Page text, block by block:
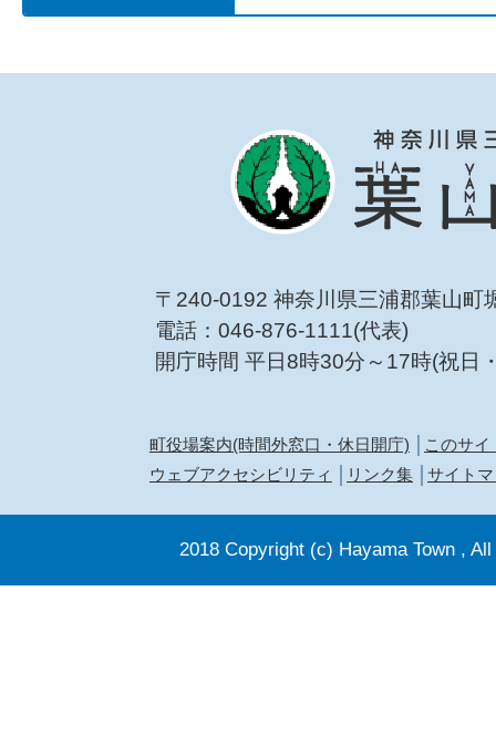
〒240-0192 神奈川県三浦郡葉山町
電話：046-876-1111(代表)
開庁時間 平日8時30分～17時(祝日
町役場案内(時間外窓口・休日開庁)
このサイ
ウェブアクセシビリティ
リンク集 サイト
2018 Copyright (c) Hayama Town ,